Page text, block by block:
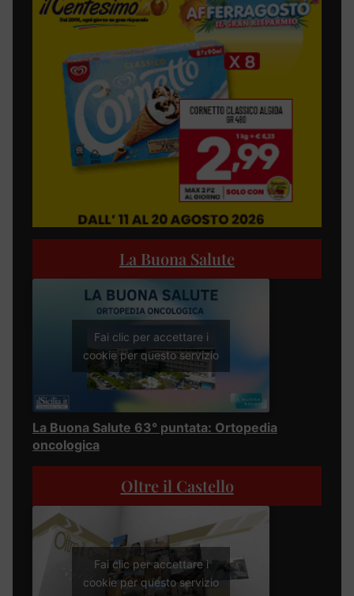
La Buona Salute
Fai clic per accettare i
cookie per questo servizio
La Buona Salute 63° puntata: Ortopedia
oncologica
Oltre il Castello
Fai clic per accettare i
cookie per questo servizio